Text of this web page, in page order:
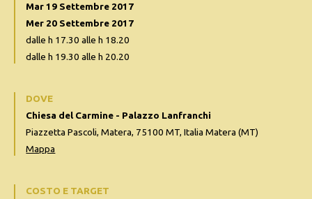
Mar 19 Settembre 2017
Mer 20 Settembre 2017
dalle h 17.30 alle h 18.20
dalle h 19.30 alle h 20.20
DOVE
Chiesa del Carmine - Palazzo Lanfranchi
Piazzetta Pascoli, Matera, 75100 MT, Italia Matera (MT)
Mappa
COSTO E TARGET